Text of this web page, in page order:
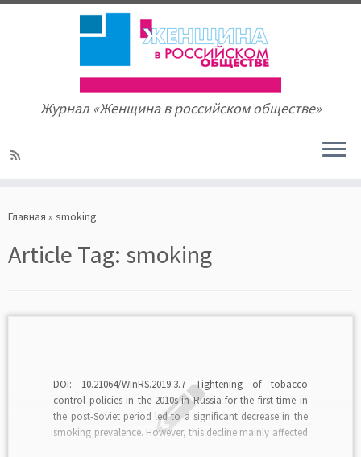
to
Журнал «Женщина в российском обществе»
Главная » smoking
Article Tag: smoking
DOI: 10.21064/WinRS.2019.3.7 Tightening of tobacco
control policies in the 2010s in Russia for the first time in
the post-Soviet period led to a significant decrease in the
smoking prevalence. However, this decline mainly affected